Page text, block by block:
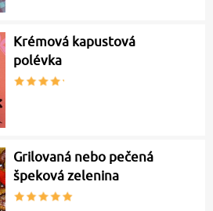
Krémová kapustová
polévka
Grilovaná nebo pečená
špeková zelenina